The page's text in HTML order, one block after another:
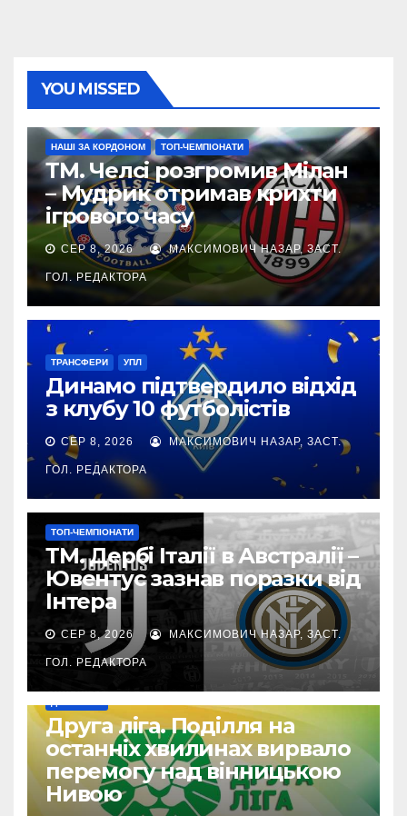
YOU MISSED
НАШІ ЗА КОРДОНОМ ТОП-ЧЕМПІОНАТИ
ТМ. Челсі розгромив Мілан
– Мудрик отримав крихти
ігрового часу
СЕР 8, 2026 МАКСИМОВИЧ НАЗАР, ЗАСТ.
ГОЛ. РЕДАКТОРА
ТРАНСФЕРИ УПЛ
Динамо підтвердило відхід
з клубу 10 футболістів
СЕР 8, 2026 МАКСИМОВИЧ НАЗАР, ЗАСТ.
ГОЛ. РЕДАКТОРА
ТОП-ЧЕМПІОНАТИ
ТМ. Дербі Італії в Австралії –
Ювентус зазнав поразки від
Інтера
СЕР 8, 2026 МАКСИМОВИЧ НАЗАР, ЗАСТ.
ГОЛ. РЕДАКТОРА
Друга ліга. Поділля на
останніх хвилинах вирвало
перемогу над вінницькою
Нивою